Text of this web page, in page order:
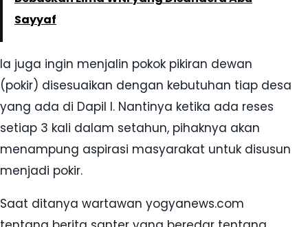
Sayyaf
Ia juga ingin menjalin pokok pikiran dewan
(pokir) disesuaikan dengan kebutuhan tiap desa
yang ada di Dapil I. Nantinya ketika ada reses
setiap 3 kali dalam setahun, pihaknya akan
menampung aspirasi masyarakat untuk disusun
menjadi pokir.
Saat ditanya wartawan yogyanews.com